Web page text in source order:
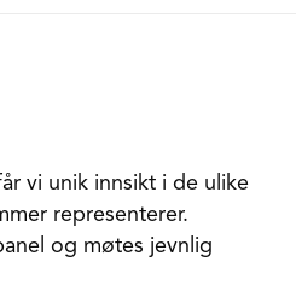
vi unik innsikt i de ulike
representerer.
og møtes jevnlig